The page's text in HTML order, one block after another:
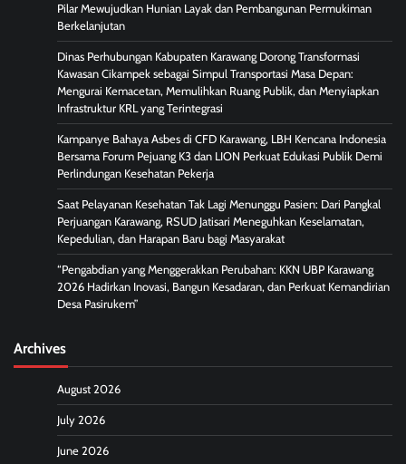
Pilar Mewujudkan Hunian Layak dan Pembangunan Permukiman
Berkelanjutan
Dinas Perhubungan Kabupaten Karawang Dorong Transformasi
Kawasan Cikampek sebagai Simpul Transportasi Masa Depan:
Mengurai Kemacetan, Memulihkan Ruang Publik, dan Menyiapkan
Infrastruktur KRL yang Terintegrasi
Kampanye Bahaya Asbes di CFD Karawang, LBH Kencana Indonesia
Bersama Forum Pejuang K3 dan LION Perkuat Edukasi Publik Demi
Perlindungan Kesehatan Pekerja
Saat Pelayanan Kesehatan Tak Lagi Menunggu Pasien: Dari Pangkal
Perjuangan Karawang, RSUD Jatisari Meneguhkan Keselamatan,
Kepedulian, dan Harapan Baru bagi Masyarakat
“Pengabdian yang Menggerakkan Perubahan: KKN UBP Karawang
2026 Hadirkan Inovasi, Bangun Kesadaran, dan Perkuat Kemandirian
Desa Pasirukem”
Archives
August 2026
July 2026
June 2026